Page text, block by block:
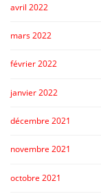
avril 2022
mars 2022
février 2022
janvier 2022
décembre 2021
novembre 2021
octobre 2021